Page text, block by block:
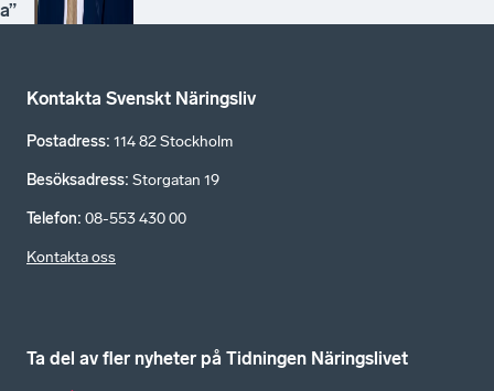
a”
Kontakta Svenskt Näringsliv
Postadress: 114 82 Stockholm
Besöksadress: Storgatan 19
Telefon: 08-553 430 00
Kontakta oss
Ta del av fler nyheter på Tidningen Näringslivet